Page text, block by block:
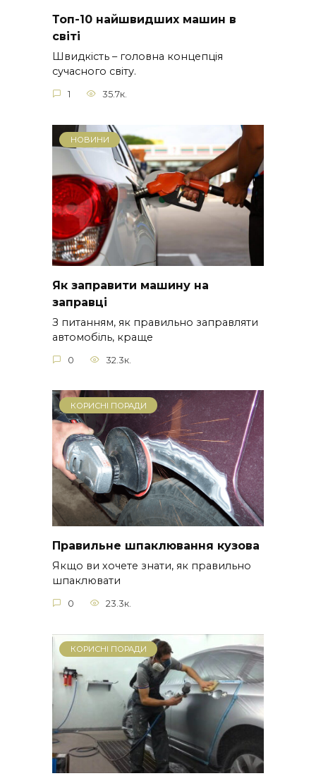
Топ-10 найшвидших машин в
світі
Швидкість – головна концепція
сучасного світу.
1 35.7к.
НОВИНИ
Як заправити машину на
заправці
З питанням, як правильно заправляти
автомобіль, краще
0 32.3к.
КОРИСНІ ПОРАДИ
Правильне шпаклювання кузова
Якщо ви хочете знати, як правильно
шпаклювати
0 23.3к.
КОРИСНІ ПОРАДИ